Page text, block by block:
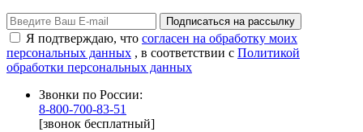
Подписаться на рассылку
Я подтверждаю, что согласен на обработку моих
персональных данных , в соответствии с Политикой
обработки персональных данных
Звонки по России:
8-800-700-83-51
[звонок бесплатный]